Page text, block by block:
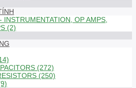
INSTRUMENTATION, OP AMPS,
(2)
(272)
(250)